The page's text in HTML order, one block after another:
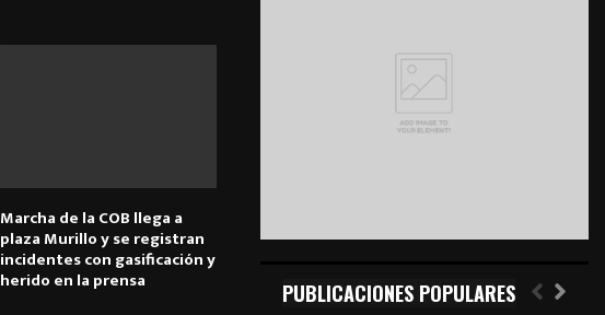
Marcha de la COB llega a
plaza Murillo y se registran
incidentes con gasificación y
herido en la prensa PUBLICACIONES POPULARES